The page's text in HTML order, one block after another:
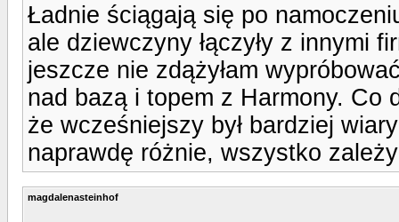
Ładnie ściągają się po
ale dziewczyny łączyły z innymi
jeszcze nie zdążyłam
nad bazą i topem z Harmony. Co
że wcześniejszy był bardziej
naprawdę różnie, wszystko
magdalenasteinhof